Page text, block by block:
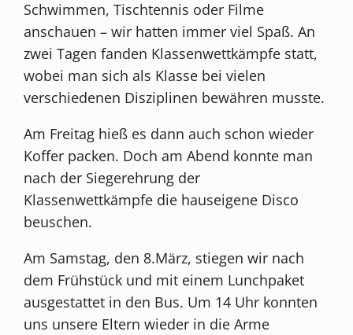
Schwimmen, Tischtennis oder Filme
anschauen – wir hatten immer viel Spaß. An
zwei Tagen fanden Klassenwettkämpfe statt,
wobei man sich als Klasse bei vielen
verschiedenen Disziplinen bewähren musste.
Am Freitag hieß es dann auch schon wieder
Koffer packen. Doch am Abend konnte man
nach der Siegerehrung der
Klassenwettkämpfe die hauseigene Disco
beuschen.
Am Samstag, den 8.März, stiegen wir nach
dem Frühstück und mit einem Lunchpaket
ausgestattet in den Bus. Um 14 Uhr konnten
uns unsere Eltern wieder in die Arme